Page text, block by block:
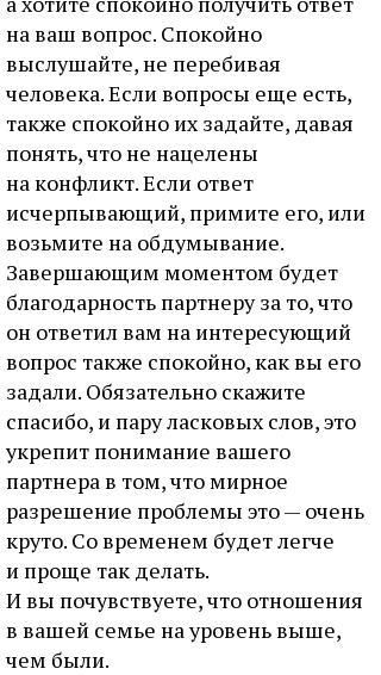
на ваш вопрос. Спокойно
выслушайте, не перебивая
человека. Если вопросы еще есть,
также спокойно их задайте, давая
понять, что не нацелены
на конфликт. Если ответ
исчерпывающий, примите его, или
возьмите на обдумывание.
Завершающим моментом будет
благодарность партнеру за то, что
он ответил вам на интересующий
вопрос также спокойно, как вы его
задали. Обязательно скажите
спасибо, и пару ласковых слов, это
укрепит понимание вашего
партнера в том, что мирное
разрешение проблемы это — очень
круто. Со временем будет легче
и проще так делать.
И вы почувствуете, что отношения
в вашей семье на уровень выше,
чем были.